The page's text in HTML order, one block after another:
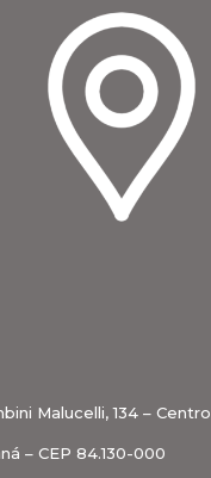
Malucelli, 134 – Centro
– CEP 84.130-000